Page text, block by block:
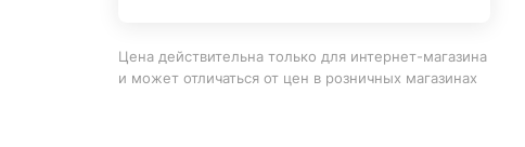
Цена действительна только для интернет-магазина
и может отличаться от цен в розничных магазинах